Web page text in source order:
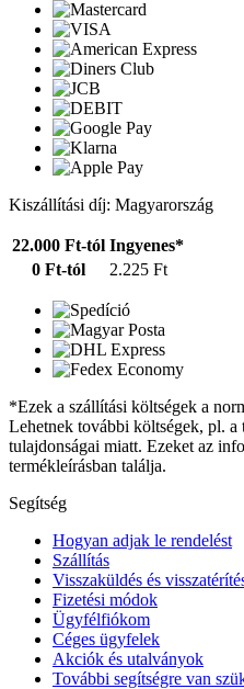
Kiszállítási díj: Magyarország
22.000 Ft-tól Ingyenes*
0 Ft-tól
2.225 Ft
*Ezek a szállítási költségek a
Lehetnek további költségek, pl. a
tulajdonságai miatt. Ezeket az
termékleírásban találja.
Segítség
Hogyan adjak le rendelést
Szállítás
Visszaküldés és
Fizetési módok
Ügyfélfiókom
Céges ügyfelek
Akciók és utalványok
További segítségre van